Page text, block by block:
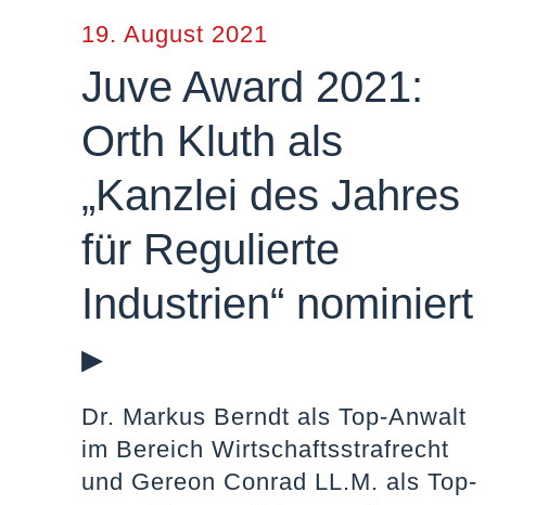
19. August 2021
Juve Award 2021:
Orth Kluth als
„Kanzlei des Jahres
für Regulierte
Industrien“ nominiert
▸
Dr. Markus Berndt als Top-Anwalt
im Bereich Wirtschaftsstrafrecht
und Gereon Conrad LL.M. als Top-